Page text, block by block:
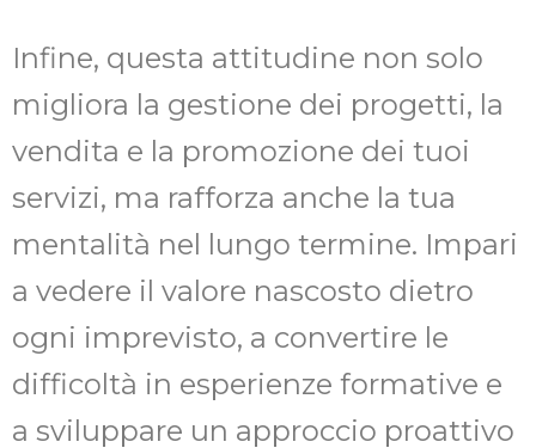
Infine, questa attitudine non solo
migliora la gestione dei progetti, la
vendita e la promozione dei tuoi
servizi, ma rafforza anche la tua
mentalità nel lungo termine. Impari
a vedere il valore nascosto dietro
ogni imprevisto, a convertire le
difficoltà in esperienze formative e
a sviluppare un approccio proattivo